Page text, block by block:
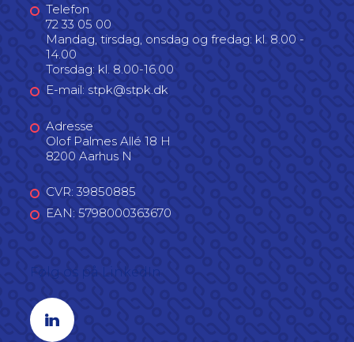
Telefon
72 33 05 00
Mandag, tirsdag, onsdag og fredag: kl. 8.00 -
14.00
Torsdag: kl. 8.00-16.00
E-mail: stpk@stpk.dk
Adresse
Olof Palmes Allé 18 H
8200 Aarhus N
CVR: 39850885
EAN: 5798000363670
Linkedin profil